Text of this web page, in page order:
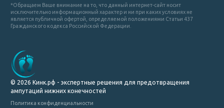
*Обращаем Ваше внимание на то, что данный интернет-сайт носит
исключительно информационный характер и ни при каких условиях не
является публичной офертой, определяемой положениями Статьи 437
Гражданского кодекса Российской Федерации.
© 2026 Кинк.рф - экспертные решения для предотвращения
ампутаций нижних конечностей
Политика конфиденциальности